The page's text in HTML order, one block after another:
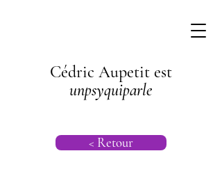
Cédric Aupetit est
unpsyquiparle
< Retour